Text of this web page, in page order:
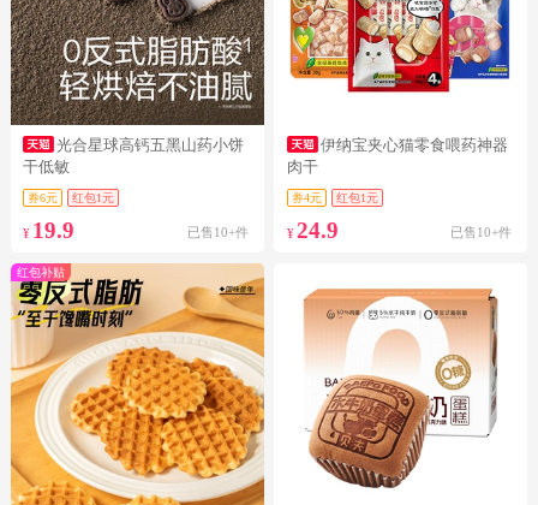
光合星球高钙五黑山药小饼
干低敏
券6元 红包1元
¥ 19.9 已售10+件
伊纳宝夹心猫零食喂药神器
肉干
券4元 红包1元
¥24.9 已售10+件
红包补贴